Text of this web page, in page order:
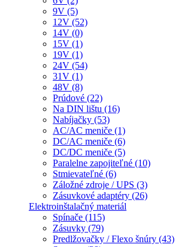
9V (5)
12V (52)
14V (0)
15V (1)
19V (1)
24V (54)
31V (1)
48V (8)
Prúdové (22)
Na DIN lištu (16)
Nabíjačky (53)
AC/AC meniče (1)
DC/AC meniče (6)
DC/DC meniče (5)
Paralelne zapojiteľné (10)
Stmievateľné (6)
Záložné zdroje / UPS (3)
Zásuvkové adaptéry (26)
Elektroinštalačný materiál
Spínače (115)
Zásuvky (79)
Predlžovačky / Flexo šnúry (43)